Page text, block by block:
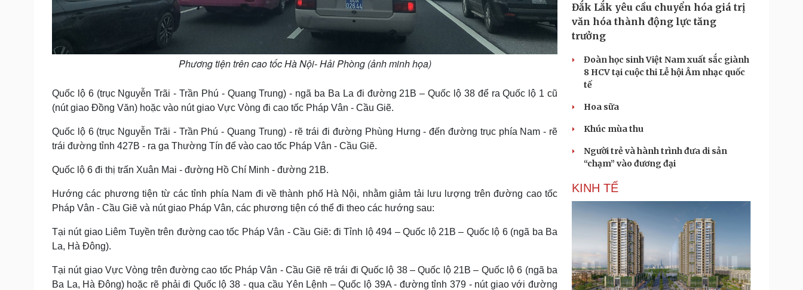
Phương tiện trên cao tốc Hà Nội- Hải Phòng (ảnh minh họa)
Quốc lộ 6 (trục Nguyễn Trãi - Trần Phú - Quang Trung) - ngã ba Ba La đi đường 21B – Quốc lộ 38 để ra Quốc lộ 1 cũ
(nút giao Đồng Văn) hoặc vào nút giao Vực Vòng đi cao tốc Pháp Vân - Cầu Giẽ.
Quốc lộ 6 (trục Nguyễn Trãi - Trần Phú - Quang Trung) - rẽ trái đi đường Phùng Hưng - đến đường trục phía Nam - rẽ
trái đường tỉnh 427B - ra ga Thường Tín để vào cao tốc Pháp Vân - Cầu Giẽ.
Quốc lộ 6 đi thị trấn Xuân Mai - đường Hồ Chí Minh - đường 21B.
Hướng các phương tiện từ các tỉnh phía Nam đi về thành phố Hà Nội, nhằm giảm tải lưu lượng trên đường cao tốc
Pháp Vân - Cầu Giẽ và nút giao Pháp Vân, các phương tiện có thể đi theo các hướng sau:
Tại nút giao Liêm Tuyền trên đường cao tốc Pháp Vân - Cầu Giẽ: đi Tỉnh lộ 494 – Quốc lộ 21B – Quốc lộ 6 (ngã ba Ba
La, Hà Đông).
Tại nút giao Vực Vòng trên đường cao tốc Pháp Vân - Cầu Giẽ rẽ trái đi Quốc lộ 38 – Quốc lộ 21B – Quốc lộ 6 (ngã ba
Ba La, Hà Đông) hoặc rẽ phải đi Quốc lộ 38 - qua cầu Yên Lệnh – Quốc lộ 39A - đường tỉnh 379 - nút giao với đường
Đắk Lắk yêu cầu chuyển hóa giá trị
văn hóa thành động lực tăng
trưởng
Đoàn học sinh Việt Nam xuất sắc giành
8 HCV tại cuộc thi Lễ hội Âm nhạc quốc
tế
Hoa sữa
Khúc mùa thu
Người trẻ và hành trình đưa di sản
“chạm” vào đương đại
KINH TẾ